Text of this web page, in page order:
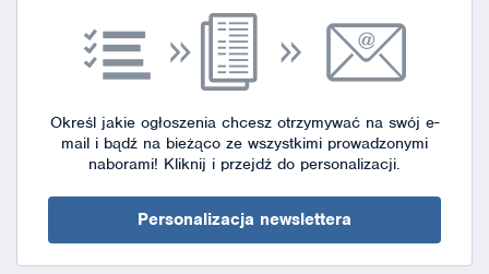
Określ jakie ogłoszenia chcesz otrzymywać na swój e-
mail i bądź na bieżąco ze wszystkimi prowadzonymi
naborami! Kliknij i przejdź do personalizacji.
Personalizacja newslettera